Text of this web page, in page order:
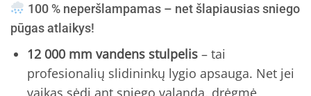
100 % neperšlampamas – net šlapiausias sniego
pūgas atlaikys!
12 000 mm vandens stulpelis– tai
profesionalių slidininkų lygio apsauga. Net jei
vaikas sėdi ant sniego valandą, drėgmė